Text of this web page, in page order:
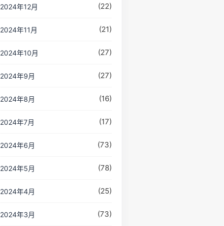
2024年12月 (22)
2024年11月 (21)
2024年10月 (27)
2024年9月 (27)
2024年8月 (16)
2024年7月 (17)
2024年6月 (73)
2024年5月 (78)
2024年4月 (25)
2024年3月 (73)